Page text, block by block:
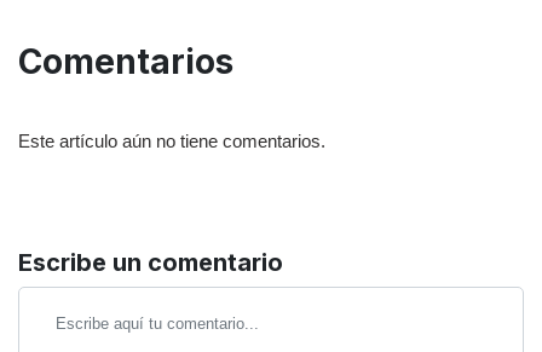
Comentarios
Este artículo aún no tiene comentarios.
Escribe un comentario